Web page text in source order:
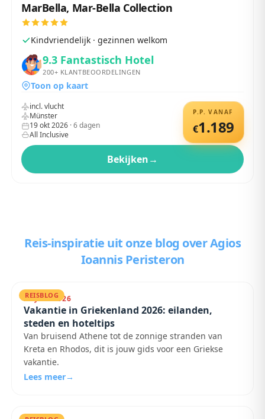
MarBella, Mar-Bella Collection
Kindvriendelijk · gezinnen welkom
9.3 Fantastisch Hotel
200+ KLANTBEOORDELINGEN
Toon op kaart
P.P. VANAF
€1.189
incl. vlucht
Münster
19 okt 2026 ·6dagen
All Inclusive
Bekijken→
Reis-inspiratie uit onze blog over Agios
Ioannis Peristeron
REISBLOG
28 JULI 2026
Vakantie in Griekenland 2026: eilanden,
steden en hoteltips
Van bruisend Athene tot de zonnige stranden van
Kreta en Rhodos, dit is jouw gids voor een Griekse
vakantie.
Lees meer→